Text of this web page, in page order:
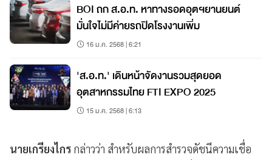
BOI ถก ส.อ.ท. หาทางรอดอุตฯยานยนต์
มั่นใจไม่มีค่ายรถปิดโรงงานเพิ่ม
16 ม.ค. 2568 | 6:21
'ส.อ.ท.' เดินหน้าจัดงานรวมสุดยอด
อุตสาหกรรมไทย FTI EXPO 2025
15 ม.ค. 2568 | 6:13
นายเกรียงไกร กล่าวว่า สำหรับผลการสำรวจดัชนีความเชื่อ